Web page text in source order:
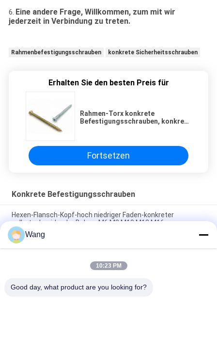
6. Eine andere Frage, Willkommen, zum mit wir
jederzeit in Verbindung zu treten.
Rahmenbefestigungsschrauben konkrete Sicherheitsschrauben
Erhalten Sie den besten Preis für
Rahmen-Torx konkrete
Befestigungsschrauben, konkrete
Fortsetzen
Konkrete Befestigungsschrauben
Hexen-Flansch-Kopf-hoch niedriger Faden-konkreter
selbstschneidender Bolzen M6 M8 M10 M12 M16
SS410 konkrete Befestigungsschrauben, selbstschneidende
Bolzen M10 1000 Stunden Ruspet
Konkrete Befestigungsschrauben M7.5 in Ziegelstein-
Wang
10:23 PM
Good day, what product are you looking for?